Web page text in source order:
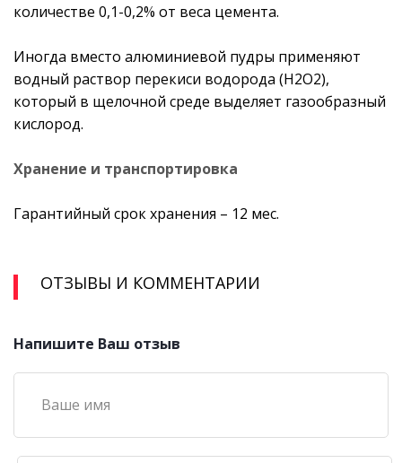
количестве 0,1-0,2% от веса цемента.
Иногда вместо алюминиевой пудры применяют
водный раствор перекиси водорода (Н2О2),
который в щелочной среде выделяет газообразный
кислород.
Хранение и транспортировка
Гарантийный срок хранения – 12 мес.
ОТЗЫВЫ И КОММЕНТАРИИ
Напишите Ваш отзыв